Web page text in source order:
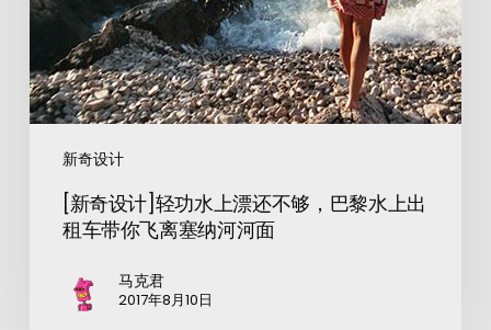
新奇设计
[新奇设计]轻功水上漂还不够，巴黎水上出
租车带你飞离塞纳河河面
马克君
2017年8月10日